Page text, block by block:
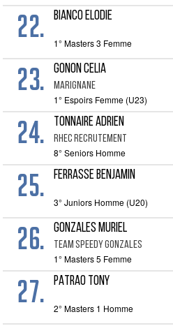
22. BIANCO ELODIE
1° Masters 3 Femme
23. GONON CELIA
MARIGNANE
1° Espoirs Femme (U23)
24. TONNAIRE ADRIEN
RHEC RECRUTEMENT
8° Seniors Homme
25. FERRASSE BENJAMIN
3° Juniors Homme (U20)
26. GONZALES MURIEL
TEAM SPEEDY GONZALES
1° Masters 5 Femme
27. PATRAO TONY
2° Masters 1 Homme